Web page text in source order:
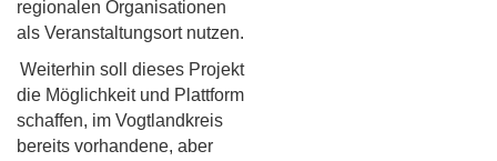
regionalen Organisationen
als Veranstaltungsort nutzen.
Weiterhin soll dieses Projekt
die Möglichkeit und Plattform
schaffen, im Vogtlandkreis
bereits vorhandene, aber